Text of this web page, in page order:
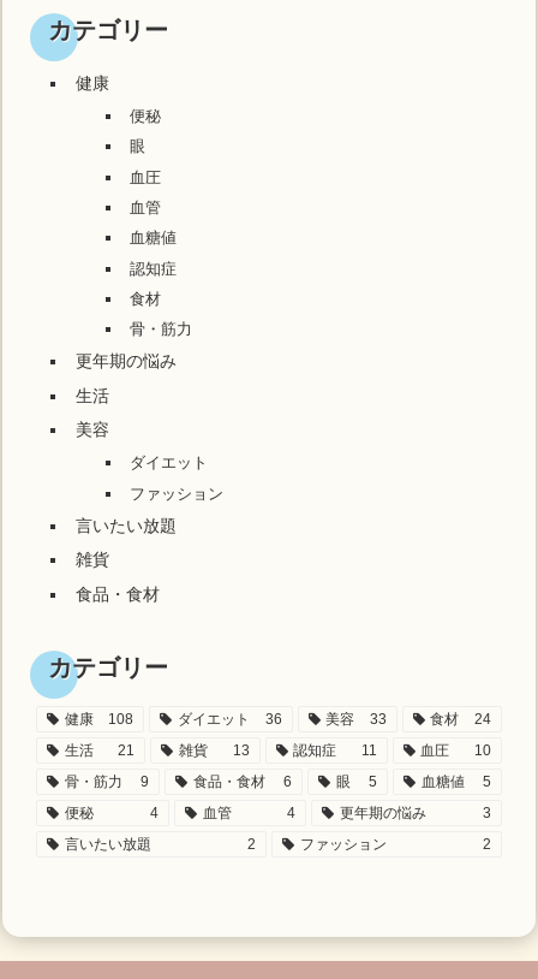
カテゴリー
健康
便秘
眼
血圧
血管
血糖値
認知症
食材
骨・筋力
更年期の悩み
生活
美容
ダイエット
ファッション
言いたい放題
雑貨
食品・食材
カテゴリー
健康 108 ダイエット 36 美容 33 食材
24
生活
21 雑貨 13 認知症 11 血圧
10
骨・筋力
9 食品・食材 6 眼 5 血糖値
5
便秘
4 血管 4 更年期の悩み
3
言いたい放題
2 ファッション 2